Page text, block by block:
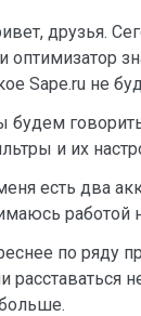
друзья.
оптимизатор
Sape.ru не
будем
и их
есть два
работой
по
расставаться